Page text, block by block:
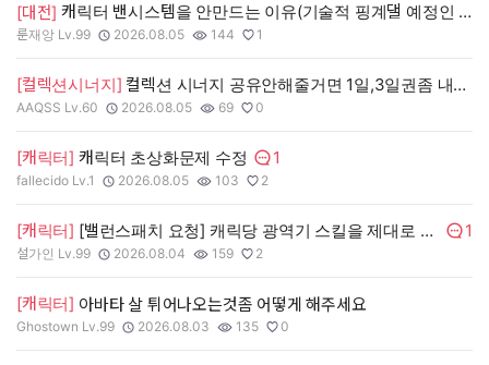
[대전] 캐릭터 밴시스템을 안만드는 이유(기술적 핑계댈 예정인 이유)
작성자:
룬재앙 Lv.99
작성일:
2026.08.05
조회수:
144
추천수:
1
[컬렉션시너지] 컬렉션 시너지 공유안해줄거면 1일,3일권좀 내주세요
작성자:
AAQSS Lv.60
작성일:
2026.08.05
조회수:
69
추천수:
0
[캐릭터] 캐릭터 초상화문제 수정 댓글수:
1
fallecido Lv.1 2026.08.05 103 2
[캐릭터] [밸런스패치 요청] 캐릭당 광역기 스킬을 제대로 점검 부탁드립니다. 댓글
1
작성자:
설가인 Lv.99
작성일:
2026.08.04
조회수:
159
추천수:
2
[캐릭터] 아바타 살 튀어나오는것좀 어떻게 해주세요
Ghostown Lv.99 2026.08.03 135 0